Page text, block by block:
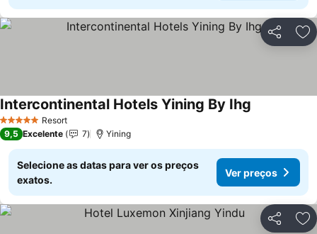
Partilhar
5 Estrelas Resort
Intercontinental Hotels Yining By Ihg
9,5 Excelente 7 Yining
Selecione as datas para ver os preços
exatos.
Ver preços
Partilhar